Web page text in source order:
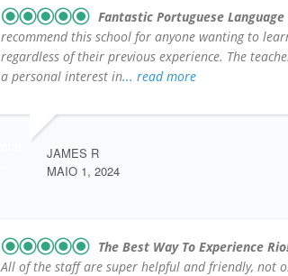
Fantastic Portuguese Language
recommend this school for anyone wanting to
regardless of their previous experience. The
a personal interest in... read more
JAMES R
MAIO 1, 2024
The Best Way To Experience
All of the staff are super helpful and friendly, not